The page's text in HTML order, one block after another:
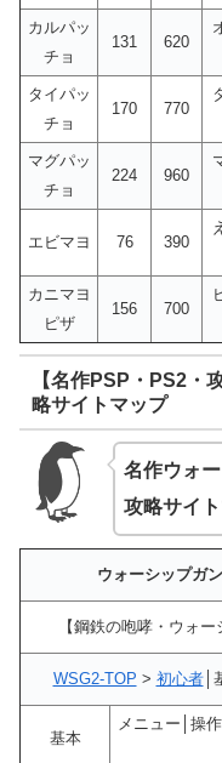
カルパッ
チョ
131 620
タイパッ
チョ
170 770
マグパッ
チョ
224 960
エビマヨ 76 390
カニマヨ
ピザ
156 700
【名作PSP・PS2・
略サイトマップ
名作ウォ
攻略サイ
ウォーシップガ
【鋼鉄の咆哮・ウォ
WSG2-TOP > 初心者│
基本
メニュー│操